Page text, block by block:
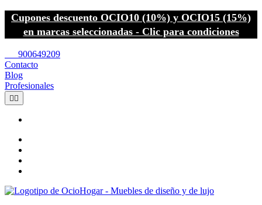
Cupones descuento OCIO10 (10%) y OCIO15 (15%)
en marcas seleccionadas - Clic para condiciones
900649209
Contacto
Blog
Profesionales
 